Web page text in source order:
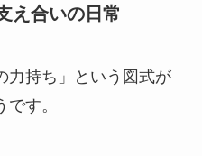
え合いの日常
力持ち」という図式が
す。